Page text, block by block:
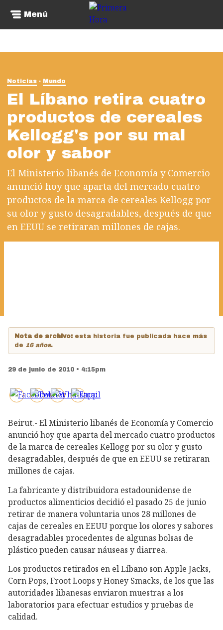
Menú
Noticias Mundo
El Líbano retira cuatro
productos de cereales
Kellogg's por su mal
olor y sabor
El Ministerio libanés de Economía y Comercio
anunció hoy que aparta del mercado cuatro
productos de la marca de cereales Kellogg por
su olor y gusto desagradables, después de que
en EEUU se retiraran millones de cajas.
Nota de archivo: esta historia fue publicada hace más
de 16 años.
29 de junio de 2010 • 4:15pm
Beirut.- El Ministerio libanés de Economía y Comercio
anunció hoy que aparta del mercado cuatro productos
de la marca de cereales Kellogg por su olor y gusto
desagradables, después de que en EEUU se retiraran
millones de cajas.
La fabricante y distribuidora estadounidense de
productos alimenticios decidió el pasado 25 de junio
retirar de manera voluntaria unos 28 millones de
cajas de cereales en EEUU porque los olores y sabores
desagradables procedentes de algunas bolsas de
plástico pueden causar náuseas y diarrea.
Los productos retirados en el Líbano son Apple Jacks,
Corn Pops, Froot Loops y Honey Smacks, de los que las
autoridades libanesas enviaron muestras a los
laboratorios para efectuar estudios y pruebas de
calidad.